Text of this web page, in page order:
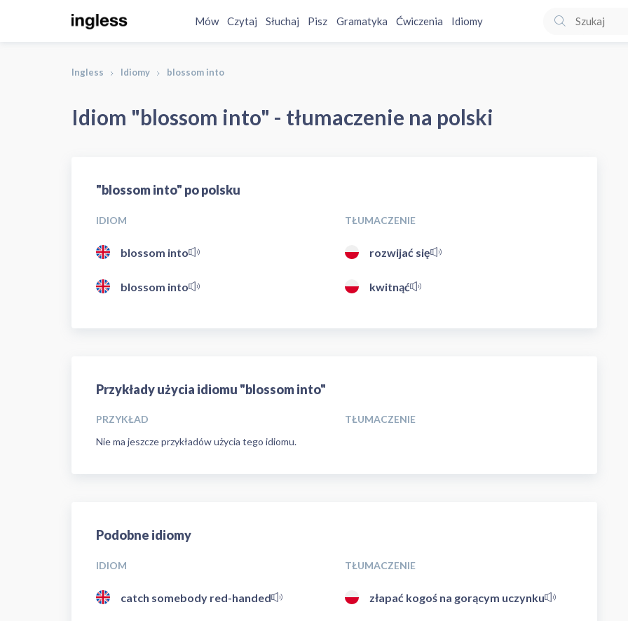
Mów Czytaj Słuchaj Pisz Gramatyka Ćwiczenia Idiomy
Ingless Idiomy blossom into
Idiom "blossom into" - tłumaczenie na polski
"blossom into" po polsku
IDIOM TŁUMACZENIE
blossom into rozwijać się
blossom into kwitnąć
Przykłady użycia idiomu "blossom into"
PRZYKŁAD
TŁUMACZENIE
Nie ma jeszcze przykładów użycia tego idiomu.
Podobne idiomy
IDIOM TŁUMACZENIE
catch somebody red-handed złapać kogoś na gorącym uczynku